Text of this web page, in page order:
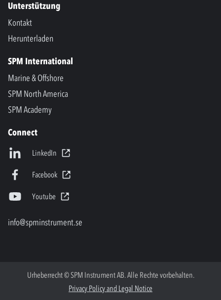
Unterstützung
Kontakt
Herunterladen
SPM International
Marine & Offshore
SPM North America
SPM Academy
Connect
LinkedIn
Facebook
Youtube
info@spminstrument.se
Urheberrecht © SPM Instrument AB. Alle Rechte vorbehalten.
Privacy Policy and Legal Notice